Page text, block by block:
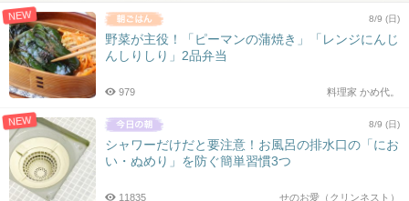
NEW 8/9 (日)
野菜が主役！「ピーマンの蒲焼き」「レンジにんじ
んしりしり」2品弁当
料理家 かめ代。
979
NEW 8/9 (日)
シャワーだけだと要注意！お風呂の排水口の「にお
い・ぬめり」を防ぐ簡単習慣3つ
せのお愛（クリンネスト）
11835